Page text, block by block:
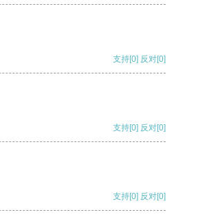
支持[0] 反对[0]
支持[0] 反对[0]
支持[0] 反对[0]